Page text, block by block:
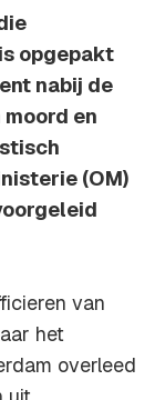
opgepakt
nabij de
en
(OM)
van
het
overleed